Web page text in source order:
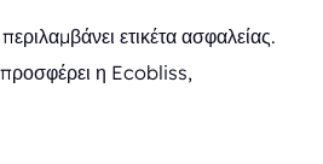
ετικέτα ασφαλείας.
προσφέρει η Ecobliss,